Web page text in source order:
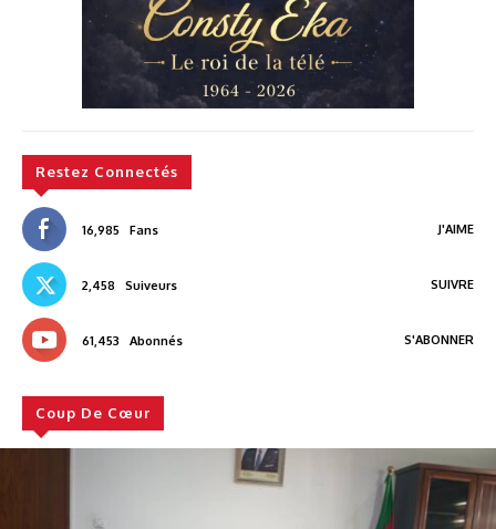
Restez Connectés
16,985 Fans J'AIME
2,458 Suiveurs SUIVRE
61,453 Abonnés S'ABONNER
Coup De Cœur